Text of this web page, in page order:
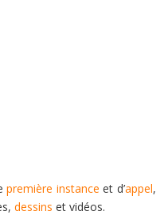
première instance et d’appel,
dessins et vidéos.